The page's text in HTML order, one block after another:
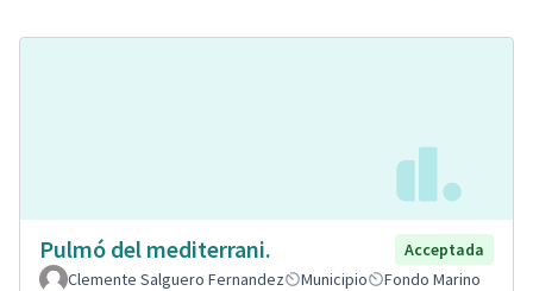
Pulmó del mediterrani.
Acceptada
Clemente Salguero Fernandez
Municipio
Fondo Marino